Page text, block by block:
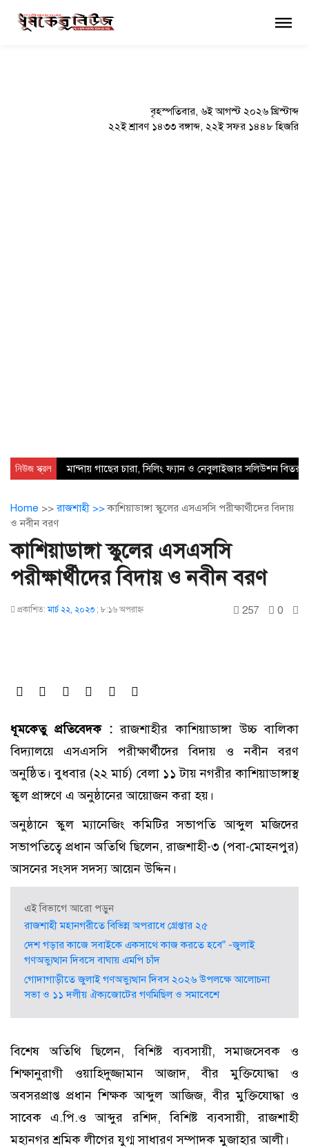
বৃহস্পতিবার, ৬ই আগস্ট ২০২৬ খ্রিস্টাব্দ
২২ই শ্রাবণ ১৪৩৩ বঙ্গাব্দ, ২২ই সফর ১৪৪৮ হিজরি
×
নিউজ স্ক্রল মান্দায় গাছের চারা, সিলিং ফ্যান ও নেবুলাইজার সলিউশন বিতরণ
Home >>রাজশাহী >>কাশিয়াডাঙ্গা স্কুলের এসএসসি পরীক্ষার্থীদের বিদায়
ও নবীন বরণ
কাশিয়াডাঙ্গা স্কুলের এসএসসি
পরীক্ষার্থীদের বিদায় ও নবীন বরণ
প্রকাশিত:মার্চ ২২, ২০২৩ ; ৮:১৬ অপরাহ্ণ 257 0
ধূমকেতু প্রতিবেদক : রাজশাহীর কাশিয়াডাঙ্গা উচ্চ বালিকা
বিদ্যালয়ে এসএসসি পরীক্ষার্থীদের বিদায় ও নবীন বরণ
অনুষ্ঠিত। বুধবার (২২ মার্চ) বেলা ১১ টায় নগরীর কাশিয়াডাঙ্গাস্থ
স্কুল প্রাঙ্গণে এ অনুষ্ঠানের আয়োজন করা হয়।
অনুষ্ঠানে স্কুল ম্যানেজিং কমিটির সভাপতি আব্দুল মজিদের
সভাপতিত্বে প্রধান অতিথি ছিলেন, রাজশাহী-৩ (পবা-মোহনপুর)
আসনের সংসদ সদস্য আয়েন উদ্দিন।
এই বিভাগে আরো পড়ুন
রাজশাহী মহানগরীতে বিভিন্ন অপরাধে গ্রেপ্তার ২৫
দেশ গড়ার কাজে সবাইকে একসাথে কাজ করতে হবে” -জুলাই
গণঅভ্যুত্থান দিবসে বাঘায় এমপি চাঁদ
গোদাগাড়ীতে জুলাই গণঅভ্যুত্থান দিবস ২০২৬ উপলক্ষে আলোচনা
সভা ও ১১ দলীয় ঐক্যজোটের গণমিছিল ও সমাবেশে
বিশেষ অতিথি ছিলেন, বিশিষ্ট ব্যবসায়ী, সমাজসেবক ও
শিক্ষানুরাগী ওয়াহিদুজ্জামান আজাদ, বীর মুক্তিযোদ্ধা ও
অবসরপ্রাপ্ত প্রধান শিক্ষক আব্দুল আজিজ, বীর মুক্তিযোদ্ধা ও
সাবেক এ.পি.ও আব্দুর রশিদ, বিশিষ্ট ব্যবসায়ী, রাজশাহী
মহানগর শ্রমিক লীগের যুগ্ম সাধারণ সম্পাদক মুজাহার আলী।